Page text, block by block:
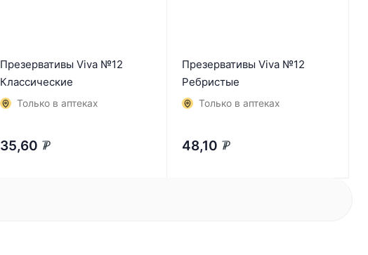
Презервативы Viva №12
Классические
Только в аптеках
35,60 ₽
Презервативы Viva №12
Ребристые
Только в аптеках
48,10 ₽